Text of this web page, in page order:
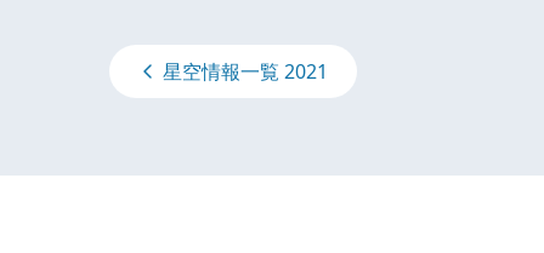
星空情報一覧 2021